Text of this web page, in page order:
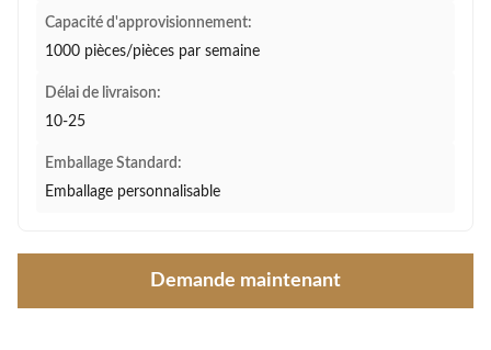
Capacité d'approvisionnement:
1000 pièces/pièces par semaine
Délai de livraison:
10-25
Emballage Standard:
Emballage personnalisable
Demande maintenant